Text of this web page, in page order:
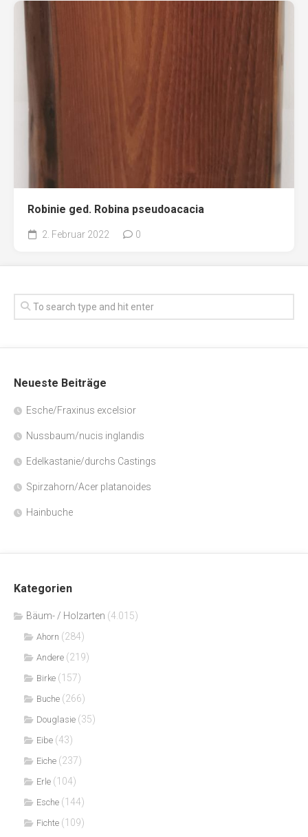
Robinie ged. Robina pseudoacacia
2. Februar 2022 0
Neueste Beiträge
Esche/Fraxinus excelsior
Nussbaum/nucis inglandis
Edelkastanie/durchs Castings
Spirzahorn/Acer platanoides
Hainbuche
Kategorien
Bäum- / Holzarten (4.015)
Ahorn (284)
Andere (219)
Birke (157)
Buche (266)
Douglasie (35)
Eibe (43)
Eiche (237)
Erle (104)
Esche (144)
Fichte (109)